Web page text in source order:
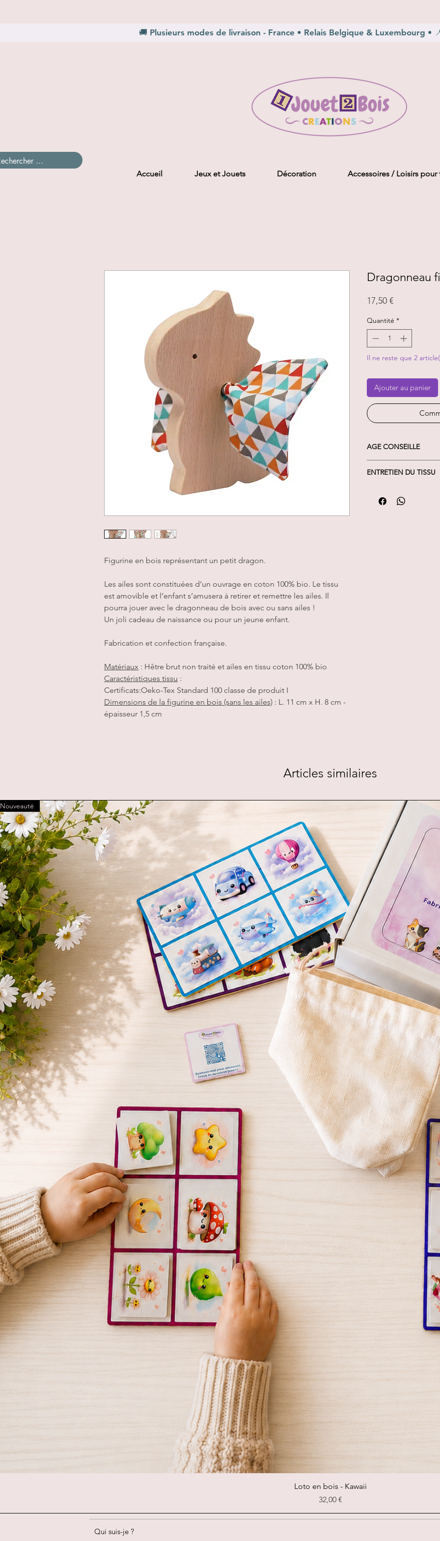
🚚 Plusieurs modes de livraison - France • Relais Belgique & Luxembourg
Accueil Jeux et Jouets Décoration Accessoires / Loisirs pour
Figurine en bois représentant un petit dragon.
Les ailes sont constituées d’un ouvrage en coton 100% bio. Le tissu
est amovible et l’enfant s’amusera à retirer et remettre les ailes. Il
pourra jouer avec le dragonneau de bois avec ou sans ailes !
Un joli cadeau de naissance ou pour un jeune enfant.
Fabrication et confection française.
Matériaux : Hêtre brut non traité et ailes en tissu coton 100% bio
Caractéristiques tissu :
Certificats:Oeko-Tex Standard 100 classe de produit I
Dimensions de la figurine en bois (sans les ailes) : L. 11 cm x H. 8 cm -
épaisseur 1,5 cm
Dragonneau
17,50 €Prix
Quantité *
Il ne reste que 2
Ajouter au panier
AGE CONSEILLE
ENTRETIEN DU TISSU
Articles similaires
Aperçu rapide
Nouveauté
Loto en bois - Kawaii
Prix
32,00 €
Qui suis-je ?